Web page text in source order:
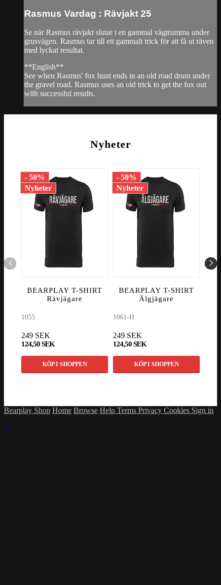
Rasmus Vardag : Rävjakt 25
Se när Rasmus rävjakt slutar i en gammal vägtrumma under
grusvägen. Rasmus tar till ett gammalt trick för att få ut räven
med lyckat resultat.
**English**
See when Rasmus' fox hunt ends in an old road drum under
the gravel road. Rasmus uses an old trick to get the fox out
with successful results.
Nyheter
- 50%
Nyheter
BEARPLAY T-SHIRT
Rävjägare
1055
249 SEK
124,50 SEK
KÖP I SHOPPEN
- 50%
Nyheter
BEARPLAY T-SHIRT
Älgjägare
1061-H
249 SEK
124,50 SEK
KÖP I SHOPPEN
Bearplay Shop Home Browse Help Terms Privacy Cookies Sign in
×